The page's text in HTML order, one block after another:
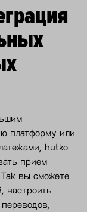
платформу или
hutko
прием
вы сможете
настроить